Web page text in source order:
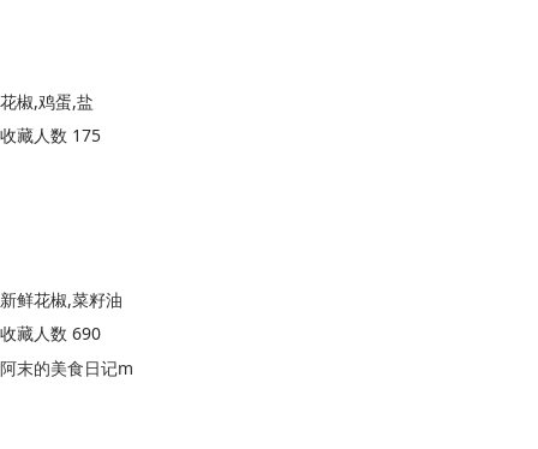
花椒,鸡蛋,盐
收藏人数 175
新鲜花椒,菜籽油
收藏人数 690
阿末的美食日记m